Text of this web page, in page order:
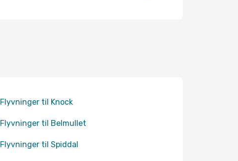
Flyvninger til Knock
Flyvninger til Belmullet
Flyvninger til Spiddal